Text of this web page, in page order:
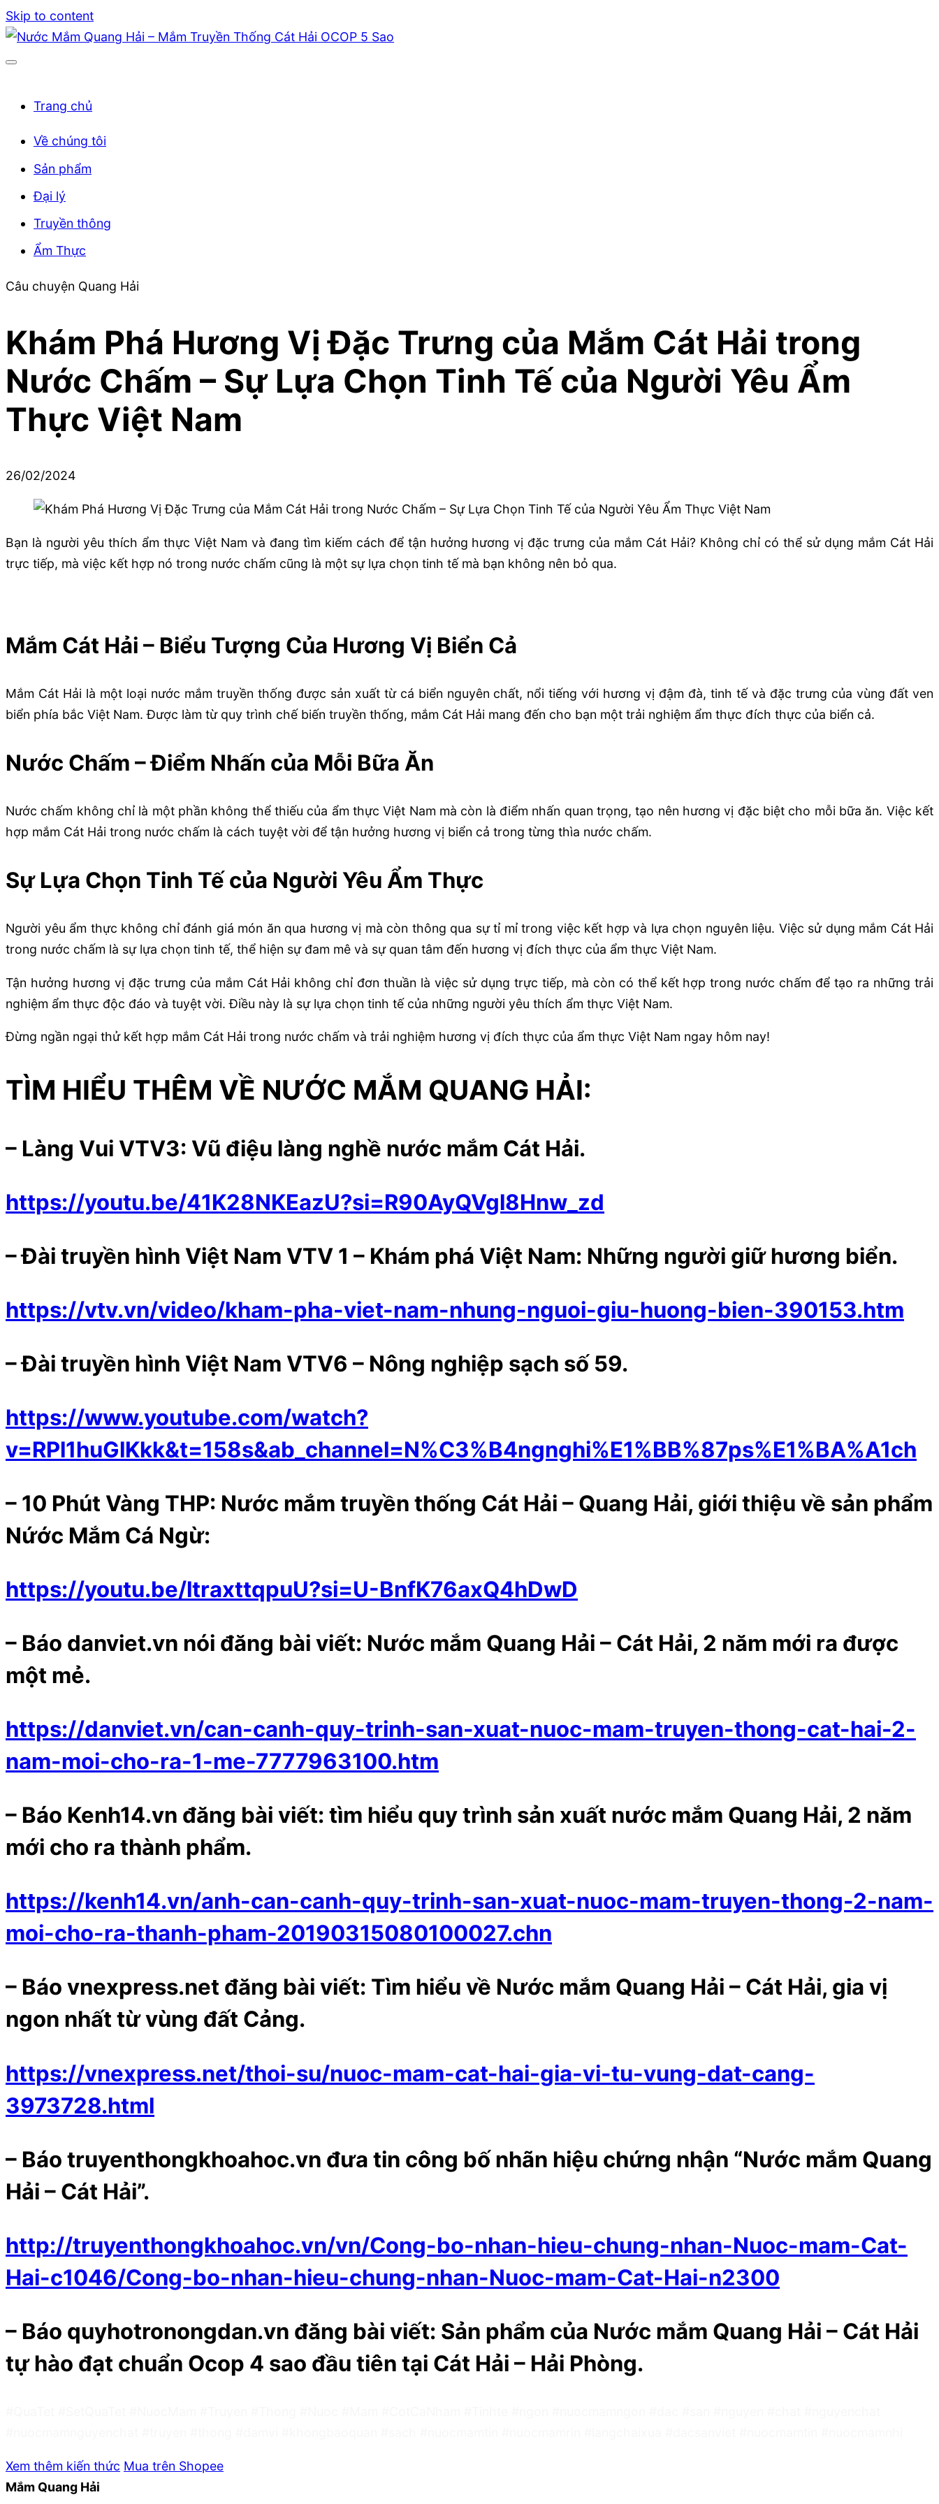
Skip to content
Trang chủ
Về chúng tôi
Sản phẩm
Đại lý
Truyền thông
Ẩm Thực
Câu chuyện Quang Hải
Khám Phá Hương Vị Đặc Trưng của Mắm Cát Hải trong
Nước Chấm – Sự Lựa Chọn Tinh Tế của Người Yêu Ẩm
Thực Việt Nam
26/02/2024
Bạn là người yêu thích ẩm thực Việt Nam và đang tìm kiếm cách để tận hưởng hương vị đặc trưng của mắm Cát Hải? Không chỉ có thể sử dụng mắm Cát Hải
trực tiếp, mà việc kết hợp nó trong nước chấm cũng là một sự lựa chọn tinh tế mà bạn không nên bỏ qua.
Mắm Cát Hải – Biểu Tượng Của Hương Vị Biển Cả
Mắm Cát Hải là một loại nước mắm truyền thống được sản xuất từ cá biển nguyên chất, nổi tiếng với hương vị đậm đà, tinh tế và đặc trưng của vùng đất ven
biển phía bắc Việt Nam. Được làm từ quy trình chế biến truyền thống, mắm Cát Hải mang đến cho bạn một trải nghiệm ẩm thực đích thực của biển cả.
Nước Chấm – Điểm Nhấn của Mỗi Bữa Ăn
Nước chấm không chỉ là một phần không thể thiếu của ẩm thực Việt Nam mà còn là điểm nhấn quan trọng, tạo nên hương vị đặc biệt cho mỗi bữa ăn. Việc kết
hợp mắm Cát Hải trong nước chấm là cách tuyệt vời để tận hưởng hương vị biển cả trong từng thìa nước chấm.
Sự Lựa Chọn Tinh Tế của Người Yêu Ẩm Thực
Người yêu ẩm thực không chỉ đánh giá món ăn qua hương vị mà còn thông qua sự tỉ mỉ trong việc kết hợp và lựa chọn nguyên liệu. Việc sử dụng mắm Cát Hải
trong nước chấm là sự lựa chọn tinh tế, thể hiện sự đam mê và sự quan tâm đến hương vị đích thực của ẩm thực Việt Nam.
Tận hưởng hương vị đặc trưng của mắm Cát Hải không chỉ đơn thuần là việc sử dụng trực tiếp, mà còn có thể kết hợp trong nước chấm để tạo ra những trải
nghiệm ẩm thực độc đáo và tuyệt vời. Điều này là sự lựa chọn tinh tế của những người yêu thích ẩm thực Việt Nam.
Đừng ngần ngại thử kết hợp mắm Cát Hải trong nước chấm và trải nghiệm hương vị đích thực của ẩm thực Việt Nam ngay hôm nay!
TÌM HIỂU THÊM VỀ NƯỚC MẮM QUANG HẢI:
– Làng Vui VTV3: Vũ điệu làng nghề nước mắm Cát Hải.
https://youtu.be/41K28NKEazU?si=R90AyQVgl8Hnw_zd
– Đài truyền hình Việt Nam VTV 1 – Khám phá Việt Nam: Những người giữ hương biển.
https://vtv.vn/video/kham-pha-viet-nam-nhung-nguoi-giu-huong-bien-390153.htm
– Đài truyền hình Việt Nam VTV6 – Nông nghiệp sạch số 59.
https://www.youtube.com/watch?
v=RPl1huGlKkk&t=158s&ab_channel=N%C3%B4ngnghi%E1%BB%87ps%E1%BA%A1ch
– 10 Phút Vàng THP: Nước mắm truyền thống Cát Hải – Quang Hải, giới thiệu về sản phẩm
Nứớc Mắm Cá Ngừ:
https://youtu.be/ltraxttqpuU?si=U-BnfK76axQ4hDwD
– Báo danviet.vn nói đăng bài viết: Nước mắm Quang Hải – Cát Hải, 2 năm mới ra được
một mẻ.
https://danviet.vn/can-canh-quy-trinh-san-xuat-nuoc-mam-truyen-thong-cat-hai-2-
nam-moi-cho-ra-1-me-7777963100.htm
– Báo Kenh14.vn đăng bài viết: tìm hiểu quy trình sản xuất nước mắm Quang Hải, 2 năm
mới cho ra thành phẩm.
https://kenh14.vn/anh-can-canh-quy-trinh-san-xuat-nuoc-mam-truyen-thong-2-nam-
moi-cho-ra-thanh-pham-20190315080100027.chn
– Báo vnexpress.net đăng bài viết: Tìm hiểu về Nước mắm Quang Hải – Cát Hải, gia vị
ngon nhất từ vùng đất Cảng.
https://vnexpress.net/thoi-su/nuoc-mam-cat-hai-gia-vi-tu-vung-dat-cang-
3973728.html
– Báo truyenthongkhoahoc.vn đưa tin công bố nhãn hiệu chứng nhận “Nước mắm Quang
Hải – Cát Hải”.
http://truyenthongkhoahoc.vn/vn/Cong-bo-nhan-hieu-chung-nhan-Nuoc-mam-Cat-
Hai-c1046/Cong-bo-nhan-hieu-chung-nhan-Nuoc-mam-Cat-Hai-n2300
– Báo quyhotronongdan.vn đăng bài viết: Sản phẩm của Nước mắm Quang Hải – Cát Hải
tự hào đạt chuẩn Ocop 4 sao đầu tiên tại Cát Hải – Hải Phòng.
Xem thêm kiến thức Mua trên Shopee
Mắm Quang Hải